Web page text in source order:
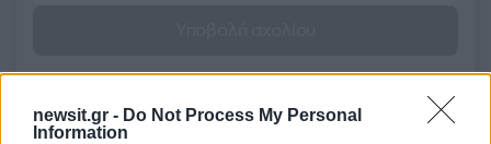
newsit.gr - Do Not Process My Personal
Information
Όροι Χρήσης. Το site προστατεύεται από reCAPTCHA, ισχύουν